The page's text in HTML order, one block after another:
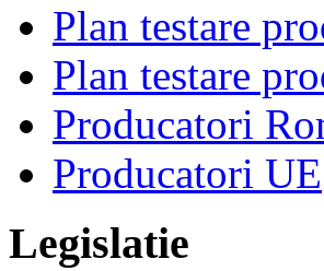
Plan testare
Plan testare
Producatori
Producatori UE
Legislatie